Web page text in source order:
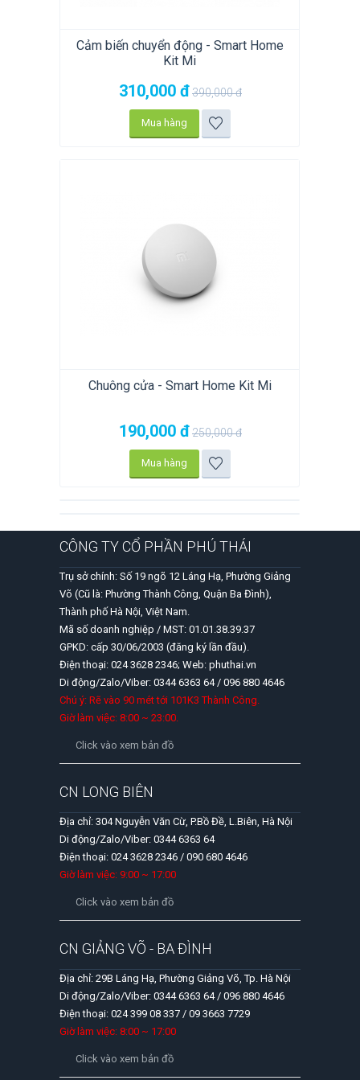
Cảm biến chuyển động - Smart Home
Kit Mi
310,000 đ390,000đ
Mua hàng
Chuông cửa - Smart Home Kit Mi
190,000 đ250,000đ
Mua hàng
CÔNG TY CỔ PHẦN PHÚ THÁI
Trụ sở chính: Số 19 ngõ 12 Láng Hạ, Phường Giảng
Võ (Cũ là: Phường Thành Công, Quận Ba Đình),
Thành phố Hà Nội, Việt Nam.
Mã số doanh nghiệp / MST: 01.01.38.39.37
GPKD: cấp 30/06/2003 (đăng ký lần đầu).
Điện thoại: 024 3628 2346; Web: phuthai.vn
Di động/Zalo/Viber: 0344 6363 64 / 096 880 4646
Chú ý: Rẽ vào 90 mét tới 101K3 Thành Công.
Giờ làm việc: 8:00 ~ 23:00.
Click vào xem bản đồ
CN LONG BIÊN
Địa chỉ: 304 Nguyễn Văn Cừ, P.Bồ Đề, L.Biên, Hà Nội
Di động/Zalo/Viber: 0344 6363 64
Điện thoại: 024 3628 2346 / 090 680 4646
Giờ làm việc: 9:00 ~ 17:00
Click vào xem bản đồ
CN GIẢNG VÕ - BA ĐÌNH
Địa chỉ: 29B Láng Hạ, Phường Giảng Võ, Tp. Hà Nội
Di động/Zalo/Viber: 0344 6363 64 / 096 880 4646
Điện thoại: 024 399 08 337 / 09 3663 7729
Giờ làm việc: 8:00 ~ 17:00
Click vào xem bản đồ